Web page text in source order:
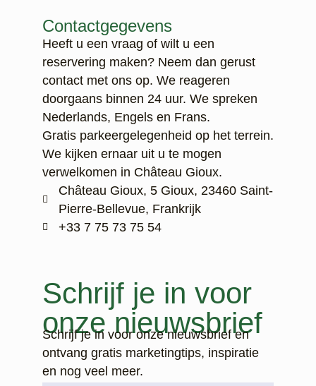
Contactgegevens
Heeft u een vraag of wilt u een
reservering maken? Neem dan gerust
contact met ons op. We reageren
doorgaans binnen 24 uur. We spreken
Nederlands, Engels en Frans.
Gratis parkeergelegenheid op het terrein.
We kijken ernaar uit u te mogen
verwelkomen in Château Gioux.
Château Gioux, 5 Gioux, 23460 Saint-
Pierre-Bellevue, Frankrijk
‭+33 7 75 73 75 54‬
Schrijf je in voor
onze nieuwsbrief
Schrijf je in voor onze nieuwsbrief en
ontvang gratis marketingtips, inspiratie
en nog veel meer.